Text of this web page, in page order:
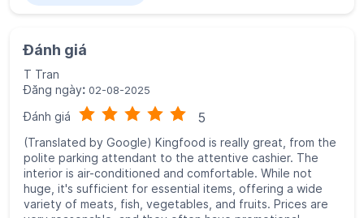
Đánh giá
T Tran
Đăng ngày: 02-08-2025
Đánh giá 5
(Translated by Google) Kingfood is really great, from the
polite parking attendant to the attentive cashier. The
interior is air-conditioned and comfortable. While not
huge, it's sufficient for essential items, offering a wide
variety of meats, fish, vegetables, and fruits. Prices are